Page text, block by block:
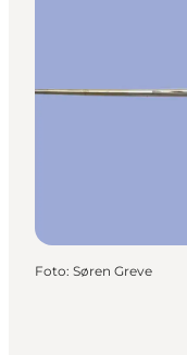
Foto: Søren Greve